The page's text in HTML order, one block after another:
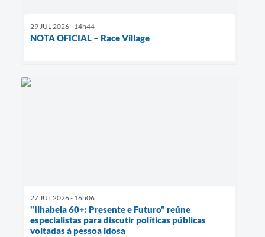
29 JUL 2026 - 14h44
NOTA OFICIAL – Race Village
27 JUL 2026 - 16h06
"Ilhabela 60+: Presente e Futuro" reúne
especialistas para discutir políticas públicas
voltadas à pessoa idosa